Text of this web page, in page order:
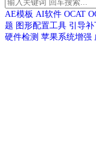
AE模板 AI软件 OCAT
题 图形配置工具 引导补
硬件检测 苹果系统增强